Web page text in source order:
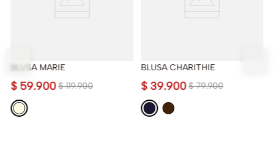
BLUSA MARIE
$ 119.900
$ 59.900
BLUSA CHARITHIE
$ 79.900
$ 39.900